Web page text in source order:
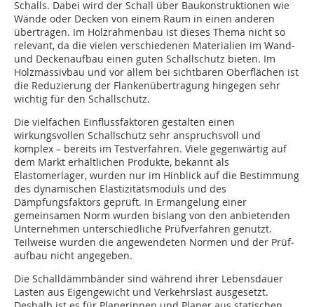
Schalls. Dabei wird der Schall über Baukonstruktionen wie
Wände oder Decken von einem Raum in einen anderen
übertragen. Im Holzrahmenbau ist dieses Thema nicht so
relevant, da die vielen verschiedenen Materia­lien im Wand-
und Deckenaufbau einen guten Schallschutz bieten. Im
Holzmassivbau und vor allem bei sichtbaren Oberflächen ist
die Reduzierung der Flankenübertragung hingegen sehr
wichtig für den Schallschutz.
Die vielfachen Einflussfaktoren gestalten einen
wirkungsvollen Schallschutz sehr anspruchsvoll und
komplex – bereits im Testverfahren. Viele gegenwärtig auf
dem Markt erhältlichen Produkte, bekannt als
Elastomerlager, wurden nur im Hinblick auf die Bestimmung
des dynamischen Elastizitätsmoduls und des
Dämpfungsfaktors geprüft. In Ermangelung einer
gemeinsamen Norm wurden bislang von den anbietenden
Unternehmen unterschiedliche Prüfverfahren genutzt.
Teilweise wurden die angewendeten Normen und der Prüf­
aufbau nicht angegeben.
Die Schalldämmbänder sind während ihrer ­Lebensdauer
Lasten aus Eigengewicht und ­Verkehrslast ausgesetzt.